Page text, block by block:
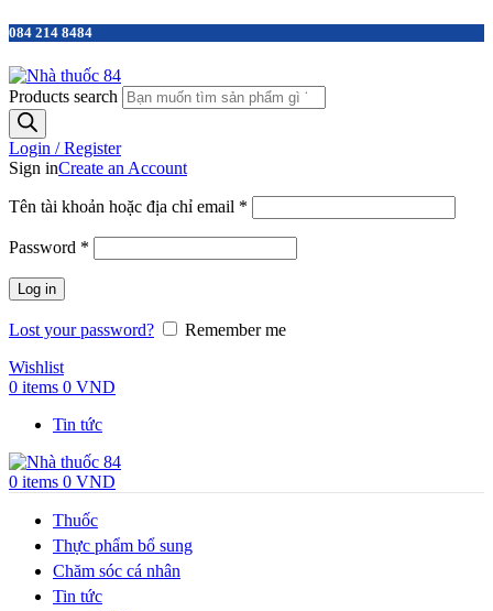
084 214 8484
Products search
Login / Register
Sign inCreate an Account
Tên tài khoản hoặc địa chỉ email *
Password *
Log in
Lost your password?
Remember me
Wishlist
0 items 0 VND
Tin tức
0 items 0 VND
Thuốc
Thực phẩm bổ sung
Chăm sóc cá nhân
Tin tức